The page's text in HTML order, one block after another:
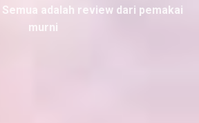
adalah review dari pemakai
murni